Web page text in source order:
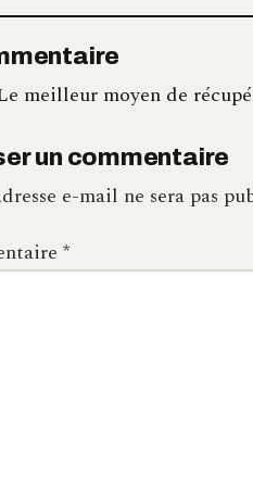
meilleur moyen de
un commentaire
e-mail ne sera pas
*